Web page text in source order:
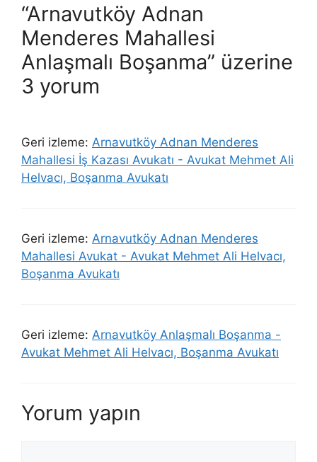
“Arnavutköy Adnan
Menderes Mahallesi
Anlaşmalı Boşanma” üzerine
3 yorum
Geri izleme: Arnavutköy Adnan Menderes
Mahallesi İş Kazası Avukatı - Avukat Mehmet Ali
Helvacı, Boşanma Avukatı
Geri izleme: Arnavutköy Adnan Menderes
Mahallesi Avukat - Avukat Mehmet Ali Helvacı,
Boşanma Avukatı
Geri izleme: Arnavutköy Anlaşmalı Boşanma -
Avukat Mehmet Ali Helvacı, Boşanma Avukatı
Yorum yapın